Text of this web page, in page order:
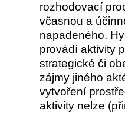
rozhodovací
včasnou a
napadeného.
provádí aktivity
strategické či
zájmy jiného
vytvoření
aktivity nelze